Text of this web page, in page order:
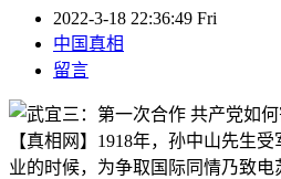
2022-3-18 22:36:49 Fri
中国真相
留言
【真相网】1918年，孙中山先生
业的时候，为争取国际同情乃致电